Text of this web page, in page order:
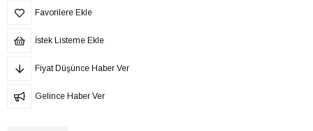
Favorilere Ekle
İstek Listeme Ekle
Fiyat Düşünce Haber Ver
Gelince Haber Ver